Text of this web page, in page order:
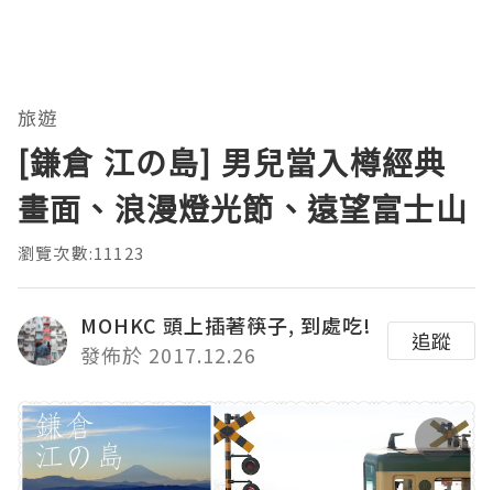
旅遊
[鎌倉 江の島] 男兒當入樽經典
畫面、浪漫燈光節、遠望富士山
瀏覽次數:11123
MOHKC 頭上插著筷子, 到處吃!
發佈於 2017.12.26
追蹤